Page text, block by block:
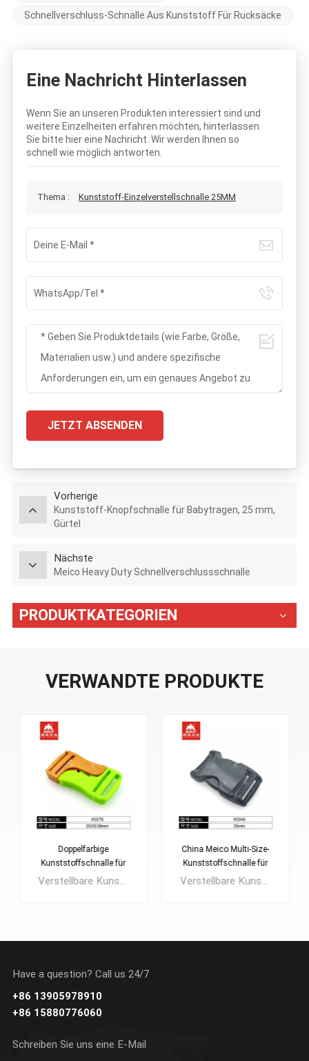
Schnellverschluss-Schnalle Aus Kunststoff Für Rucksäcke
Eine Nachricht Hinterlassen
Wenn Sie an unseren Produkten interessiert sind und
weitere Einzelheiten erfahren möchten, hinterlassen
Sie bitte hier eine Nachricht. Wir werden Ihnen so
schnell wie möglich antworten.
Thema : Kunststoff-Einzelverstellschnalle 25MM
JETZT ABSENDEN
Vorherige
Kunststoff-Knopfschnalle für Babytragen, 25 mm,
Gürtel
Nächste
Meico Heavy Duty Schnellverschlussschnalle
PRODUKTKATEGORIEN
VERWANDTE PRODUKTE
China Meico Multi-Size-
Kunststoffschnalle für
Rucksack
ERFAHREN SIE
Verstellbares
Kofferzubehör mit
Schnellschnallen in
Have a question? Call us 24/7
+86 13905978910
+86 15880776060
Schreiben Sie uns eine E-Mail